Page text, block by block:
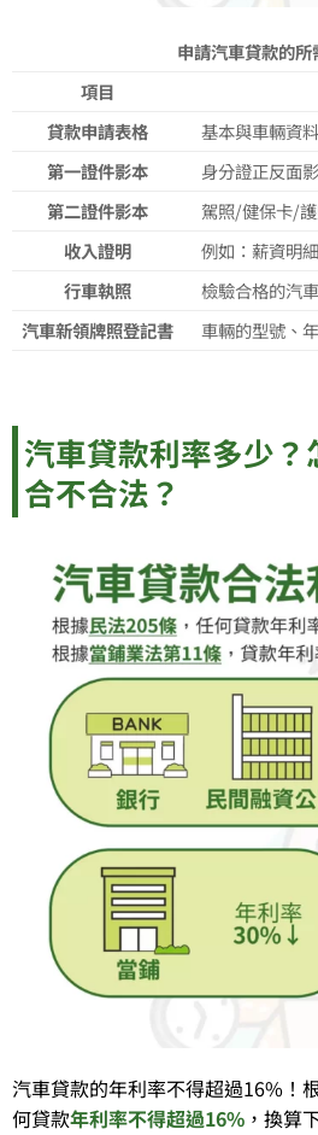
申請汽車貸款的所
項目
貸款申請表格
基本與車輛資
第一證件影本
身分證正反面
第二證件影本
駕照/健保卡/
收入證明
例如：薪資明
行車執照
檢驗合格的汽
汽車新領牌照登記書
車輛的型號、
汽車貸款利率多少
合不合法？
汽車貸款的年利率不得超過16%！
何貸款年利率不得超過16% ，換算